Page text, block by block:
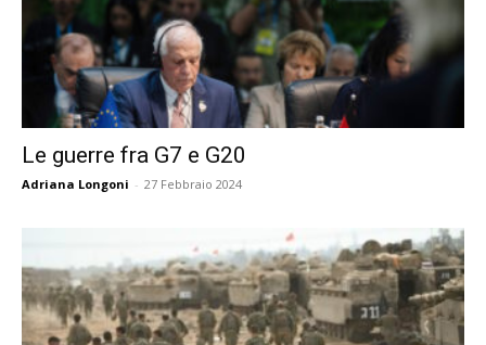
Le guerre fra G7 e G20
Adriana Longoni - 27 Febbraio 2024